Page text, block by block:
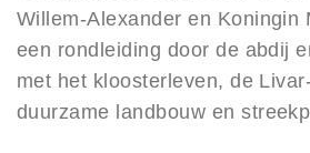
Willem-Alexander en Koningin
een rondleiding door de abdij
met het kloosterleven, de
duurzame landbouw en